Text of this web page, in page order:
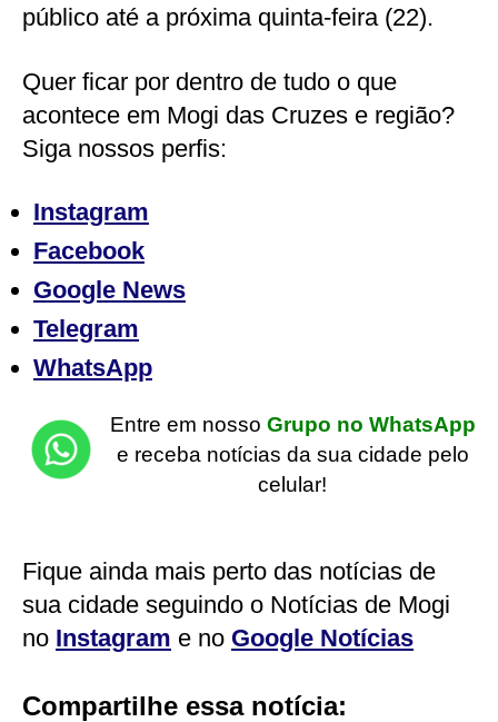
público até a próxima quinta-feira (22).
Quer ficar por dentro de tudo o que
acontece em Mogi das Cruzes e região?
Siga nossos perfis:
Instagram
Facebook
Google News
Telegram
WhatsApp
Entre em nosso Grupo no WhatsApp
e receba notícias da sua cidade pelo
celular!
Fique ainda mais perto das notícias de
sua cidade seguindo o Notícias de Mogi
no Instagram e no Google Notícias
Compartilhe essa notícia: